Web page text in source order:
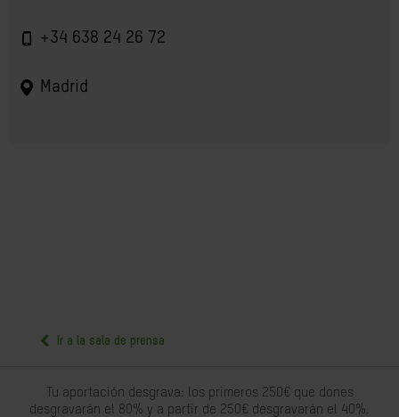
+34 638 24 26 72
Madrid
Ir a la sala de prensa
Tu aportación desgrava: los primeros 250€ que dones
desgravarán el 80% y a partir de 250€ desgravarán el 40%.